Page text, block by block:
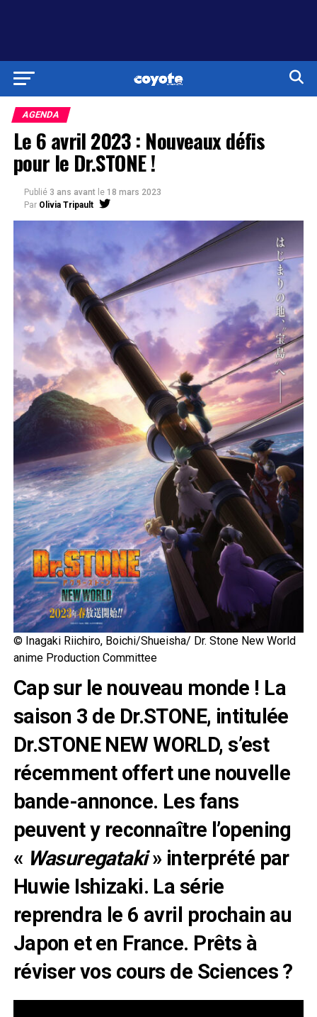
AGENDA
Le 6 avril 2023 : Nouveaux défis
pour le Dr.STONE !
Publié 3 ans avant le 18 mars 2023
Par Olivia Tripault
© Inagaki Riichiro, Boichi/Shueisha/ Dr. Stone New World
anime Production Committee
Cap sur le nouveau monde ! La
saison 3 de Dr.STONE, intitulée
Dr.STONE NEW WORLD, s’est
récemment offert une nouvelle
bande-annonce. Les fans
peuvent y reconnaître l’opening
« Wasuregataki» interprété par
Huwie Ishizaki. La série
reprendra le 6 avril prochain au
Japon et en France. Prêts à
réviser vos cours de Sciences ?